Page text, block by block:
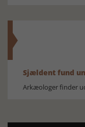
Sjældent fund
Arkæologer finder